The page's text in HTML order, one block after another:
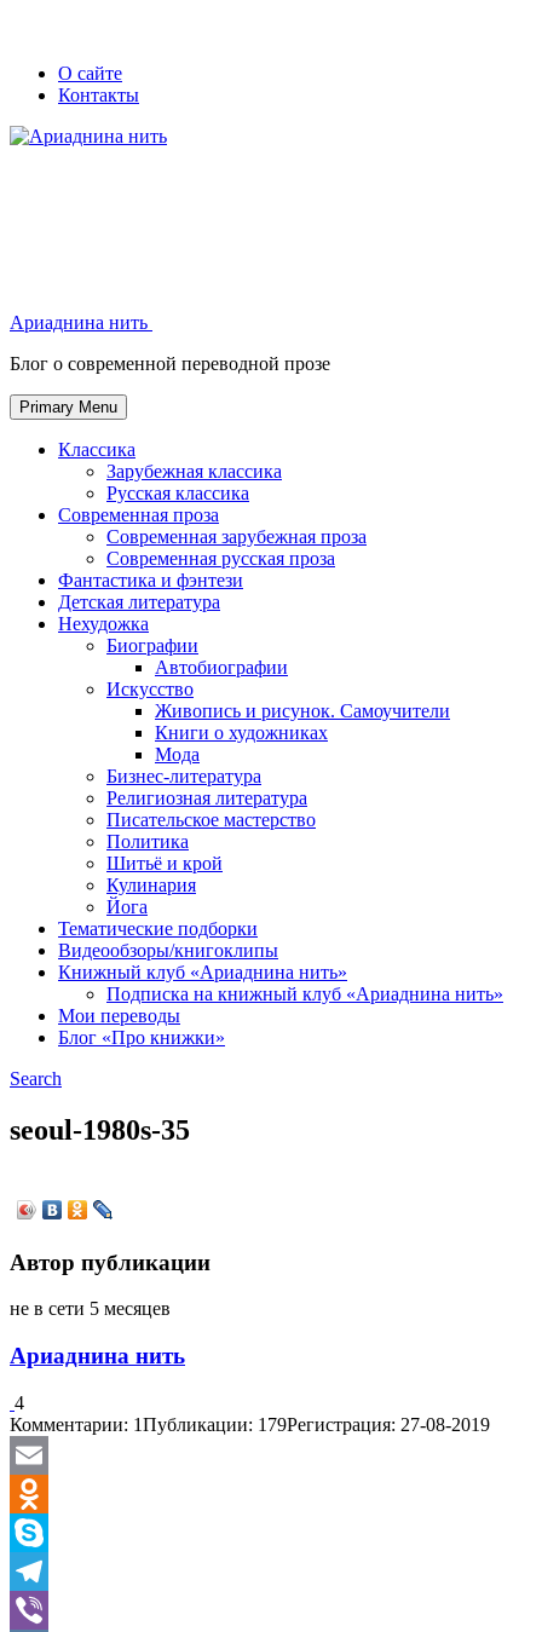
Skip
Secondary
left
navigation
Secondary
right
navigation
О сайте
Контакты
Ариаднина нить
Блог о современной переводной прозе
Primary Menu
Классика
Зарубежная классика
Русская классика
Современная проза
Современная зарубежная проза
Современная русская проза
Фантастика и фэнтези
Детская литература
Нехудожка
Биографии
Автобиографии
Искусство
Живопись и рисунок. Самоучители
Книги о художниках
Мода
Бизнес-литература
Религиозная литература
Писательское мастерство
Политика
Шитьё и крой
Кулинария
Йога
Тематические подборки
Видеообзоры/книгоклипы
Книжный клуб «Ариаднина нить»
Подписка на книжный клуб «Ариаднина нить»
Мои переводы
Блог «Про книжки»
Search
seoul-1980s-35
Автор публикации
не в сети 5 месяцев
Ариаднина нить
4
Комментарии: 1Публикации: 179Регистрация: 27-08-2019
Email
Odnoklassniki
Skype
Telegram